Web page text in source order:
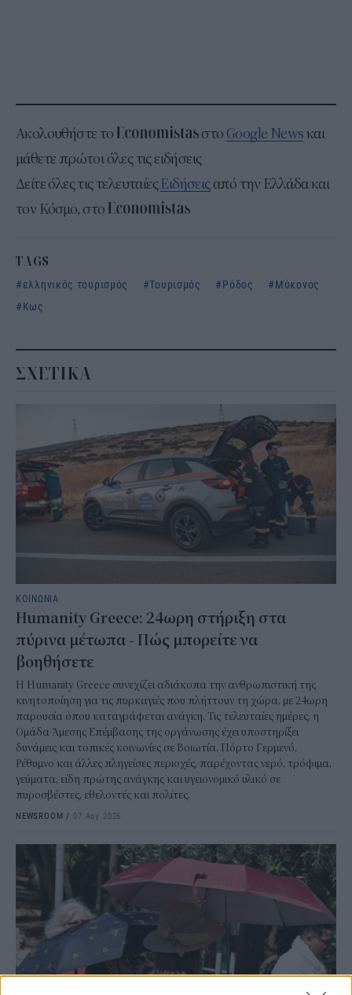
Ακολουθήστε το στο Google Newsκαι
μάθετε πρώτοι όλες τις ειδήσεις
Δείτε όλες τις τελευταίεςΕιδήσειςαπό την Ελλάδα και
τον Κόσμο, στο
TAGS
ελληνικός τουρισμός
Τουρισμός Ρόδος
Μύκονος
Κως
ΣΧΕΤΙΚΑ
ΚΟΙΝΩΝΙΑ
Humanity Greece: 24ωρη στήριξη στα
πύρινα μέτωπα - Πώς μπορείτε να
βοηθήσετε
Η Humanity Greece συνεχίζει αδιάκοπα την ανθρωπιστική της
κινητοποίηση για τις πυρκαγιές που πλήττουν τη χώρα, με 24ωρη
παρουσία όπου καταγράφεται ανάγκη. Τις τελευταίες ημέρες, η
Ομάδα Άμεσης Επέμβασης της οργάνωσης έχει υποστηρίξει
δυνάμεις και τοπικές κοινωνίες σε Βοιωτία, Πόρτο Γερμενό,
Ρέθυμνο και άλλες πληγείσες περιοχές, παρέχοντας νερό, τρόφιμα,
γεύματα, είδη πρώτης ανάγκης και υγειονομικό υλικό σε
πυροσβέστες, εθελοντές και πολίτες.
NEWSROOM / 07 Αυγ 2026